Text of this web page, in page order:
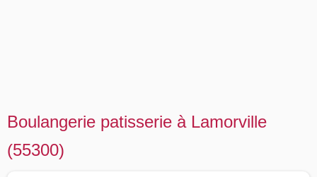
Boulangerie patisserie à Lamorville
(55300)